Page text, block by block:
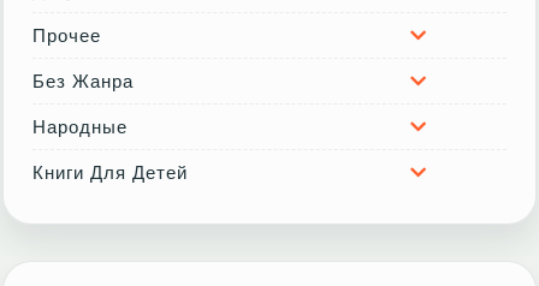
Прочее
Без Жанра
Народные
Книги Для Детей